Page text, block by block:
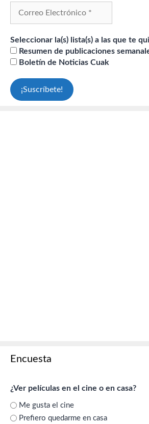
Seleccionar la(s) lista(s) a las que te
Resumen de publicaciones
Boletín de Noticias Cuak
Encuesta
¿Ver películas en el cine o en casa?
Me gusta el cine
Prefiero quedarme en casa